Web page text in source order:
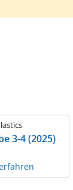
3-4 (2025)